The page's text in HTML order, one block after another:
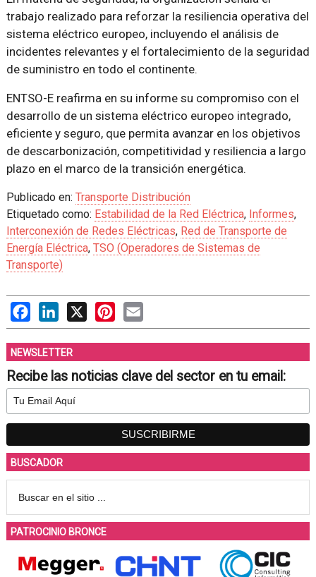
trabajo realizado para reforzar la resiliencia operativa del
sistema eléctrico europeo, incluyendo el análisis de
incidentes relevantes y el fortalecimiento de la seguridad
de suministro en todo el continente.
ENTSO-E reafirma en su informe su compromiso con el
desarrollo de un sistema eléctrico europeo integrado,
eficiente y seguro, que permita avanzar en los objetivos
de descarbonización, competitividad y resiliencia a largo
plazo en el marco de la transición energética.
Publicado en: Transporte Distribución
Etiquetado como: Estabilidad de la Red Eléctrica, Informes,
Interconexión de Redes Eléctricas, Red de Transporte de
Energía Eléctrica, TSO (Operadores de Sistemas de
Transporte)
FacebookLinkedIn
X PinterestEmail
NEWSLETTER
Recibe las noticias clave del sector en tu email:
BUSCADOR
PATROCINIO BRONCE